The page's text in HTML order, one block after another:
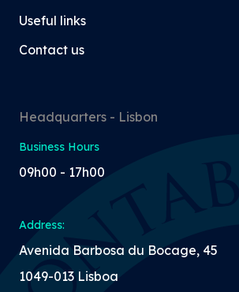
Useful links
Contact us
Headquarters - Lisbon
Business Hours
09h00 - 17h00
Address:
Avenida Barbosa du Bocage, 45
1049-013 Lisboa